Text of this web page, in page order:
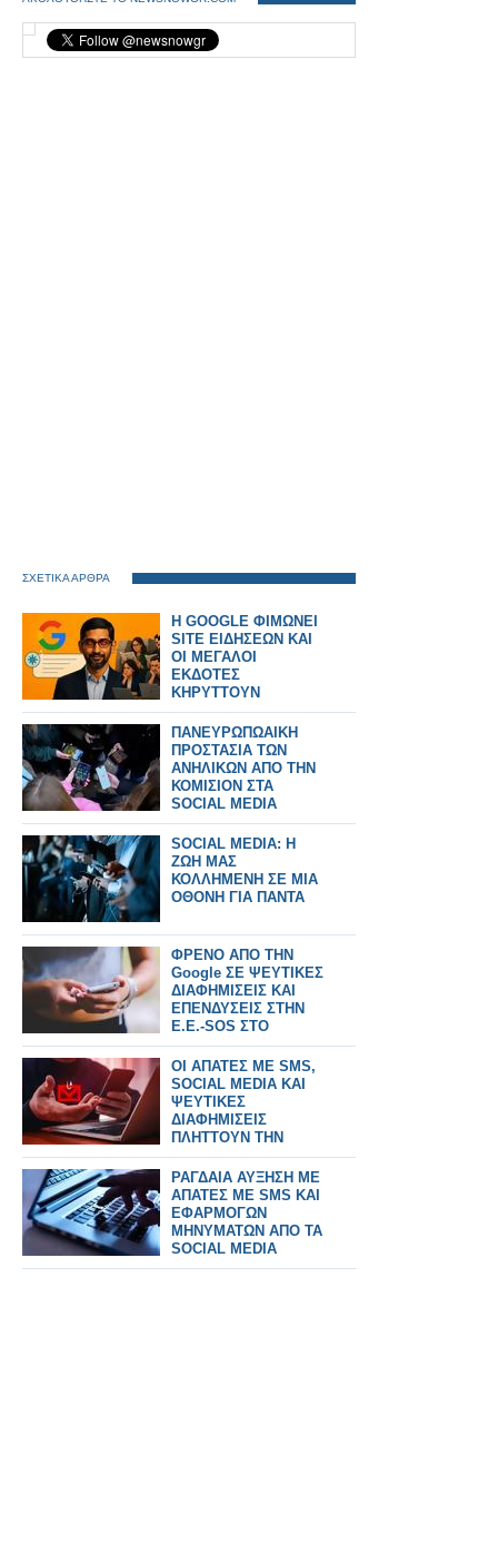
ΣΧΕΤΙΚΑ ΑΡΘΡΑ
H GOOGLE ΦΙΜΩΝΕΙ
SITE ΕΙΔΗΣΕΩΝ ΚΑΙ
ΟΙ ΜΕΓΑΛΟΙ
ΕΚΔΟΤΕΣ
ΚΗΡΥΤΤΟΥΝ
ΠΟΛΕΜΟ
ΠΑΝΕΥΡΩΠΩΑΙΚΗ
ΠΡΟΣΤΑΣΙΑ ΤΩΝ
ΑΝΗΛΙΚΩΝ ΑΠΟ ΤΗΝ
ΚΟΜΙΣΙΟΝ ΣΤΑ
SOCIAL MEDIA
SOCIAL MEDIA: Η
ΖΩΗ ΜΑΣ
ΚΟΛΛΗΜΕΝΗ ΣΕ ΜΙΑ
ΟΘΟΝΗ ΓΙΑ ΠΑΝΤΑ
ΦΡΕΝΟ ΑΠΟ ΤΗΝ
Google ΣΕ ΨΕΥΤΙΚΕΣ
ΔΙΑΦΗΜΙΣΕΙΣ ΚΑΙ
ΕΠΕΝΔΥΣΕΙΣ ΣΤΗΝ
Ε.Ε.-SOS ΣΤΟ
ΙΝΤΕΡΝΕΤ
ΟΙ ΑΠΑΤΕΣ ΜΕ SMS,
SOCIAL MEDIA ΚΑΙ
ΨΕΥΤΙΚΕΣ
ΔΙΑΦΗΜΙΣΕΙΣ
ΠΛΗΤΤΟΥΝ ΤΗΝ
ΕΛΛΑΔΑ
ΡΑΓΔΑΙΑ ΑΥΞΗΣΗ ΜΕ
ΑΠΑΤΕΣ ΜΕ SMS ΚΑΙ
ΕΦΑΡΜΟΓΩΝ
ΜΗΝΥΜΑΤΩΝ ΑΠΟ ΤΑ
SOCIAL MEDIA